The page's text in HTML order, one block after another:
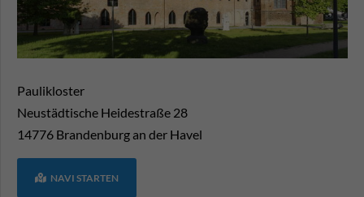
Paulikloster
Neustädtische Heidestraße 28
14776 Brandenburg an der Havel
NAVI STARTEN